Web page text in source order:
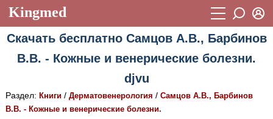
Kingmed
Учебный материал
Видеогалерея 899
Истории болезней 1268
Скачать бесплатно Самцов А.В., Барбинов
В.В. - Кожные и венерические болезни.
djvu
Раздел: Книги/ Дерматовенерология / Самцов А.В., Барбинов
В.В. - Кожные и венерические болезни.